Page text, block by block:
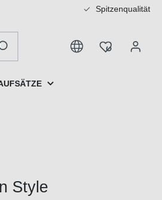
Spitzenqualität
Style